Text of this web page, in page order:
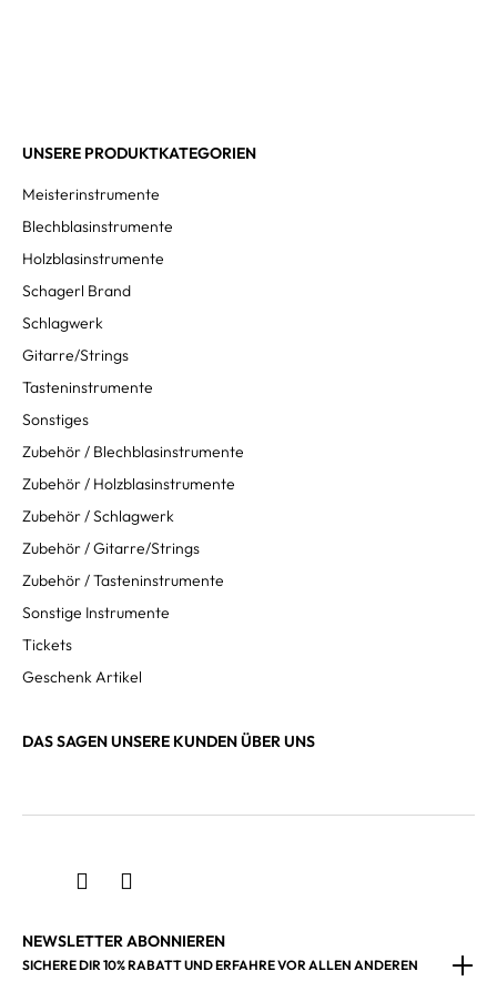
UNSERE PRODUKTKATEGORIEN
Meisterinstrumente
Blechblasinstrumente
Holzblasinstrumente
Schagerl Brand
Schlagwerk
Gitarre/Strings
Tasteninstrumente
Sonstiges
Zubehör / Blechblasinstrumente
Zubehör / Holzblasinstrumente
Zubehör / Schlagwerk
Zubehör / Gitarre/Strings
Zubehör / Tasteninstrumente
Sonstige Instrumente
Tickets
Geschenk Artikel
DAS SAGEN UNSERE KUNDEN ÜBER UNS
NEWSLETTER ABONNIEREN
SICHERE DIR 10% RABATT UND ERFAHRE VOR ALLEN ANDEREN